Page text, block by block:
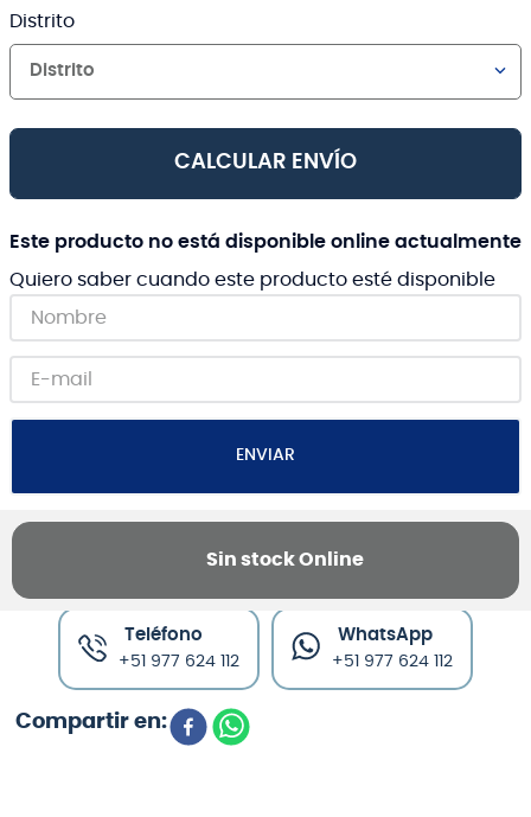
Distrito
Distrito
CALCULAR ENVÍO
Este producto no está disponible online actualmente
Quiero saber cuando este producto esté disponible
ENVIAR
Sin stock Online
Canales de venta y asesoría
Teléfono
+51 977 624 112
WhatsApp
+51 977 624 112